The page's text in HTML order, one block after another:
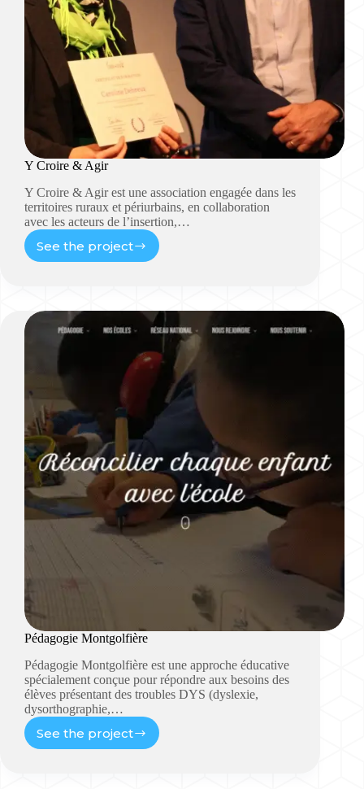
Y Croire & Agir
Y Croire & Agir est une association engagée dans les
territoires ruraux et périurbains, en collaboration
avec les acteurs de l’insertion,…
See the project
Pédagogie Montgolfière
Pédagogie Montgolfière est une approche éducative
spécialement conçue pour répondre aux besoins des
élèves présentant des troubles DYS (dyslexie,
dysorthographie,…
See the project